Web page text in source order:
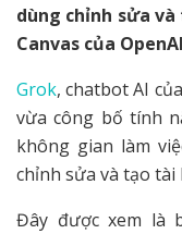
dùng chỉnh sửa
Canvas của
Grok, chatbot AI
vừa công bố tính
không gian làm
chỉnh sửa và tạo tài
Đây được xem là